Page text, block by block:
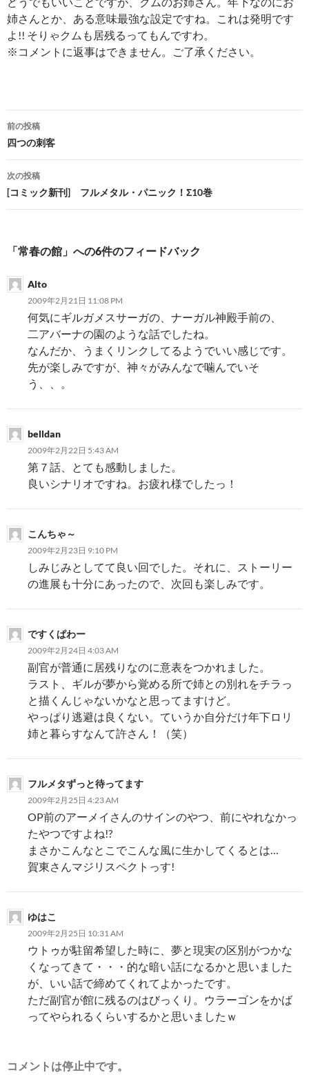
姉さんとか、ある意味最強な設定ですね。これは発明です
よ!! そりゃクムも居残るってもんですわ。
※コメントに返事はできません。ご了承ください。
投
稿
ナ
ビ
ゲ
ー
ョ
前の投稿
四つの刺客
次の投稿
[コミック新刊] フルメタル・パニック！Σ10巻
「常春の館」への6件のフィードバック
Alto
2009年2月21日 11:08 PM
何気にギルガメスサーガの、ナーガル神殿手前の、
二アバーナの園のような話でしたね。
なんだか、うまくリンクしてるようでいい感じです。
先が楽しみですが、神々がみんなで噛んでいそ
う、、。
belldan
2009年2月22日 5:43 AM
第７話、とても感動しました。
良いシナリオですね。お疲れ様でしたっ！
こんちゃ～
2009年2月23日 9:10 PM
しみじみとしてて良い回でした。それに、ストーリー
の進展も十分にあったので、次回も楽しみです。
ですくぱわー
2009年2月24日 4:03 AM
副官が普通に居残りなのに意表をつかれました。
ラスト、ギルが夢から覚める所で姉との別れをチラっ
と描くんじゃないかなと思ってますけど。
やっぱり逃避は良くない。ていうか自分だけ年下ロリ
姉と暮らすなんて許さん！（笑）
フルメタずっと待ってます
2009年2月25日 4:23 AM
OP前のアーメイさんのサインのやつ、前にやれなかっ
たやつですよね!?
まさかこんなとこでこんな風に生かしてくるとは…
賀東さんマジリスペクトっす!
ゆはこ
2009年2月25日 10:31 AM
ウトゥが駐留希望した時に、夢と現実の区別がつかな
くなってきて・・・的な暗い話になるかと思いました
が、いい話で締めてくれてよかったです。
ただ副官が館に残るのはびっくり。ウラーゴンをかば
ってやられるくらいするかと思いましたｗ
コメントは停止中です。